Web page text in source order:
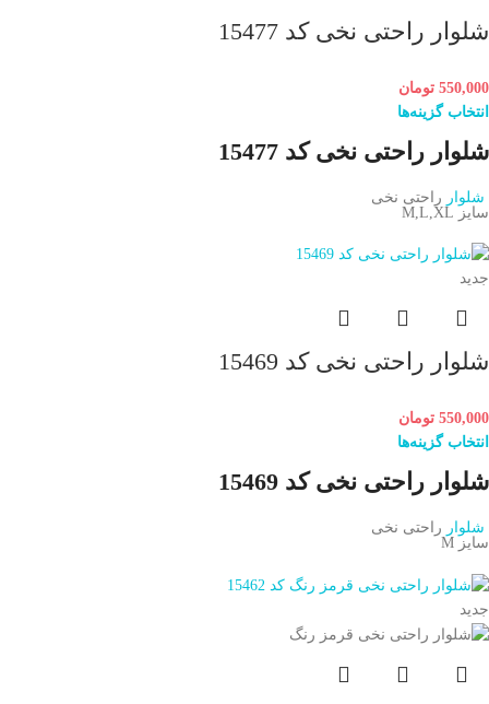
شلوار راحتی نخی کد 15477
550,000 تومان
انتخاب گزینه‌ها
شلوار راحتی نخی کد 15477
شلوار راحتی نخی
سایز M,L,XL
جدید
شلوار راحتی نخی کد 15469
550,000 تومان
انتخاب گزینه‌ها
شلوار راحتی نخی کد 15469
شلوار راحتی نخی
سایز M
جدید